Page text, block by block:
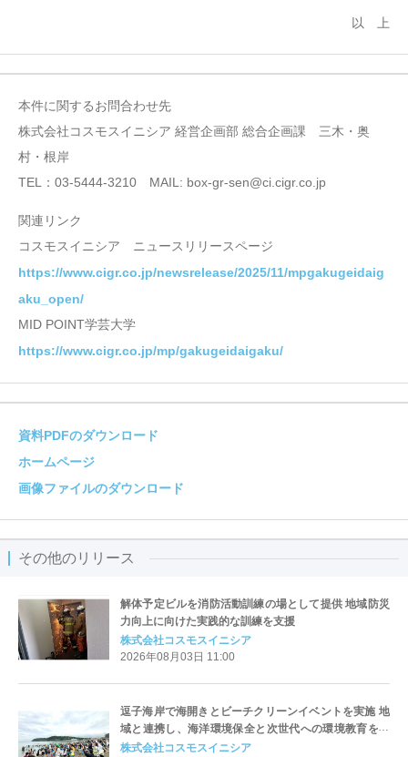
以 上
本件に関するお問合わせ先
株式会社コスモスイニシア 経営企画部 総合企画課 三木・奥
村・根岸
TEL：03-5444-3210 MAIL: box-gr-sen@ci.cigr.co.jp
関連リンク
コスモスイニシア ニュースリリースページ
https://www.cigr.co.jp/newsrelease/2025/11/mpgakugeidaig
aku_open/
MID POINT学芸大学
https://www.cigr.co.jp/mp/gakugeidaigaku/
資料PDFのダウンロード
ホームページ
画像ファイルのダウンロード
その他のリリース
解体予定ビルを消防活動訓練の場として提供 地域防災
力向上に向けた実践的な訓練を支援
株式会社コスモスイニシア
2026年08月03日 11:00
逗子海岸で海開きとビーチクリーンイベントを実施 地
域と連携し、海洋環境保全と次世代への環境教育を推
進
株式会社コスモスイニシア